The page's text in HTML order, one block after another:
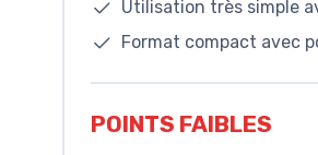
Utilisation très simple
Format compact avec
POINTS FAIBLES